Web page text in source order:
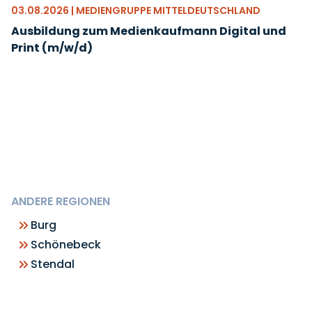
03.08.2026 | MEDIENGRUPPE MITTELDEUTSCHLAND
Ausbildung zum Medienkaufmann Digital und
Print (m/w/d)
ANDERE REGIONEN
Burg
Schönebeck
Stendal